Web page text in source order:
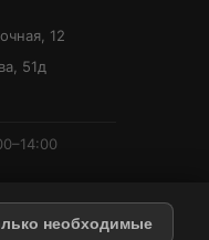
12
51д
использования
необходимые